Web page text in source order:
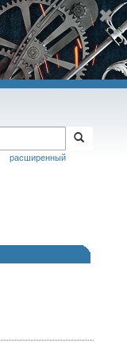
расширенный